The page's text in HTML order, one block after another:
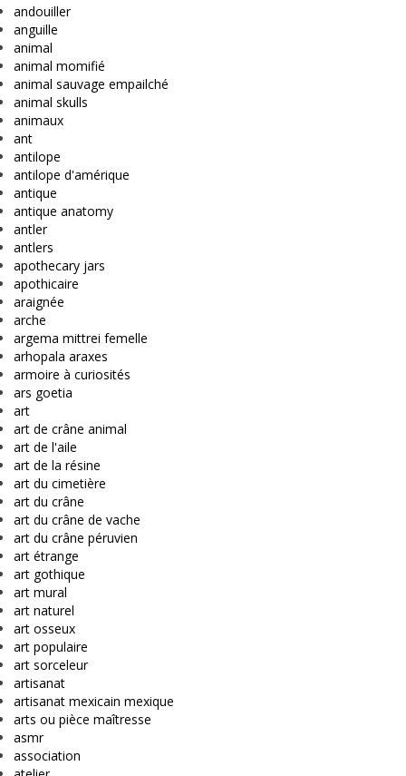
andouiller
anguille
animal
animal momifié
animal sauvage empailché
animal skulls
animaux
ant
antilope
antilope d'amérique
antique
antique anatomy
antler
antlers
apothecary jars
apothicaire
araignée
arche
argema mittrei femelle
arhopala araxes
armoire à curiosités
ars goetia
art
art de crâne animal
art de l'aile
art de la résine
art du cimetière
art du crâne
art du crâne de vache
art du crâne péruvien
art étrange
art gothique
art mural
art naturel
art osseux
art populaire
art sorceleur
artisanat
artisanat mexicain mexique
arts ou pièce maîtresse
asmr
association